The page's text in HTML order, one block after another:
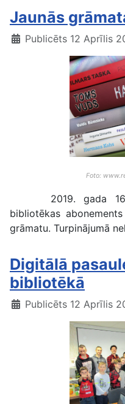
Jaunās
Publicēts 12 Aprīlis
Foto:
2019. gada 16.
bibliotēkas
grāmatu. Turpinājumā
Digitālā
bibliotēkā
Publicēts 12 Aprīlis